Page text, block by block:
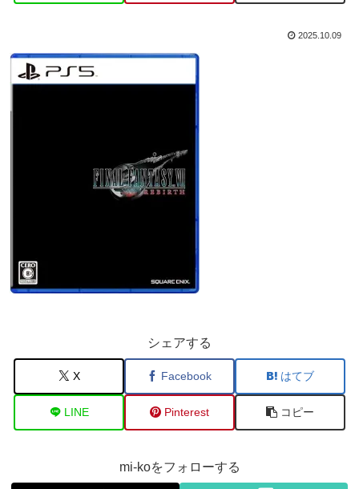
2025.10.09
シェアする
X Facebook はてブ
LINE Pinterest コピー
mi-koをフォローする